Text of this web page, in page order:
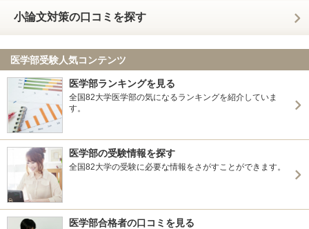
小論文対策の口コミを探す
医学部受験人気コンテンツ
医学部ランキングを見る
全国82大学医学部の気になるランキングを紹介していま
す。
医学部の受験情報を探す
全国82大学の受験に必要な情報をさがすことができます。
医学部合格者の口コミを見る